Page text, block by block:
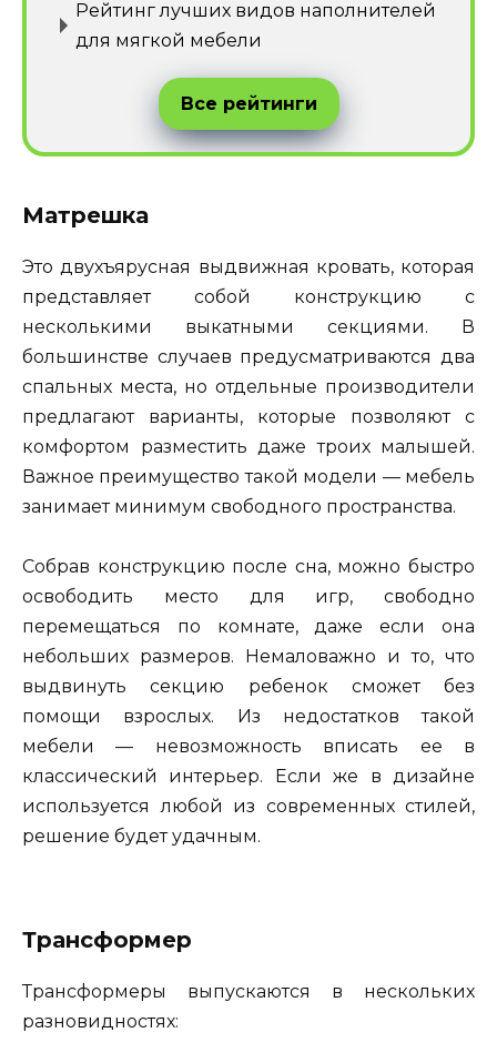
Рейтинг лучших видов наполнителей
для мягкой мебели
Все рейтинги
Матрешка
Это двухъярусная выдвижная кровать, которая
представляет собой конструкцию с
несколькими выкатными секциями. В
большинстве случаев предусматриваются два
спальных места, но отдельные производители
предлагают варианты, которые позволяют с
комфортом разместить даже троих малышей.
Важное преимущество такой модели — мебель
занимает минимум свободного пространства.
Собрав конструкцию после сна, можно быстро
освободить место для игр, свободно
перемещаться по комнате, даже если она
небольших размеров. Немаловажно и то, что
выдвинуть секцию ребенок сможет без
помощи взрослых. Из недостатков такой
мебели — невозможность вписать ее в
классический интерьер. Если же в дизайне
используется любой из современных стилей,
решение будет удачным.
Трансформер
Трансформеры выпускаются в нескольких
разновидностях: